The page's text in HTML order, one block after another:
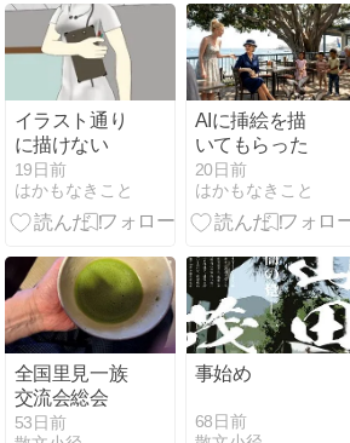
十四回
イラスト通り
に描けない
19日前
はかもなきこと
AIに挿絵を描
いてもらった
20日前
はかもなきこと
全国里見一族
交流会総会
53日前
事始め
68日前